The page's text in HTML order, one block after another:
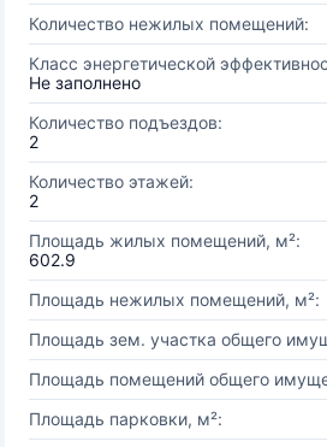
Количество нежилых помещений:
Класс энергетической
Не заполнено
Количество подъездов:
2
Количество этажей:
2
Площадь жилых помещений, м²:
602.9
Площадь нежилых помещений, м²:
Площадь зем. участка общего
Площадь помещений общего
Площадь парковки, м²: